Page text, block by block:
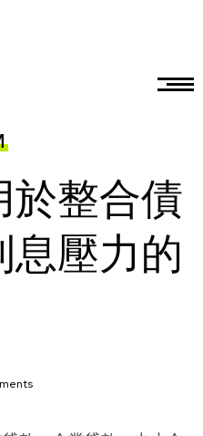
於整合債
息壓力的